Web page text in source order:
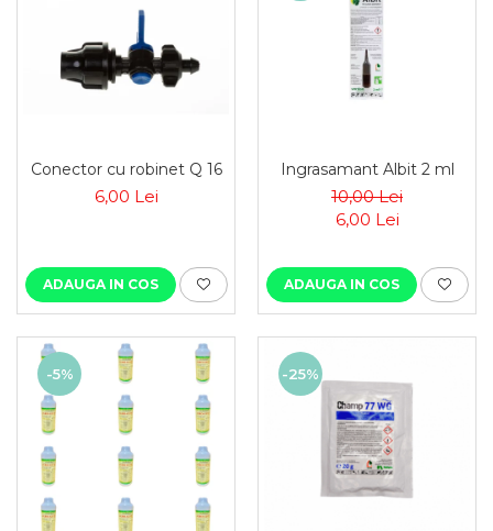
Conector cu robinet Q 16
6,00 Lei
ADAUGA IN COS
Ingrasamant Albit 2 ml
10,00 Lei
6,00 Lei
ADAUGA IN COS
-5% -25%